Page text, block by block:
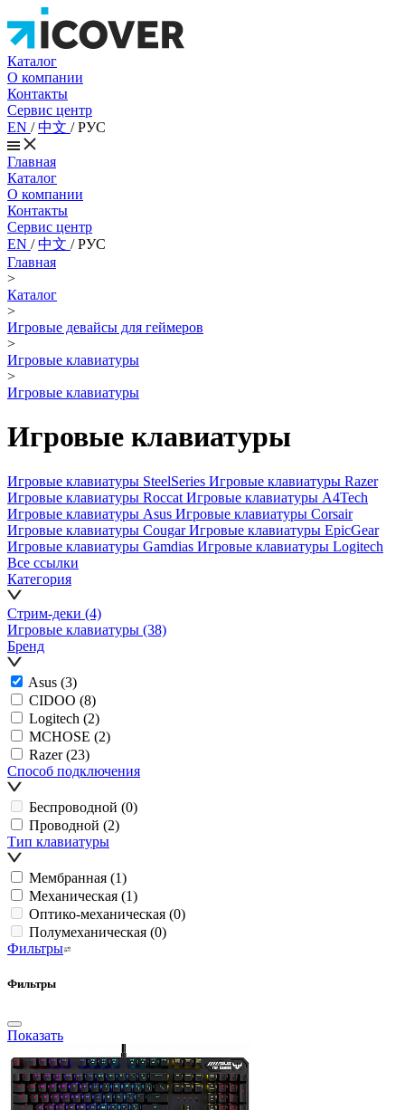
Каталог
О компании
Контакты
Сервис центр
EN /中文 /РУС
Главная
Каталог
О компании
Контакты
Сервис центр
EN /中文 /РУС
Главная
>
Каталог
>
Игровые девайсы для геймеров
>
Игровые клавиатуры
>
Игровые клавиатуры
Игровые клавиатуры
Игровые клавиатуры SteelSeries Игровые клавиатуры Razer
Игровые клавиатуры Roccat Игровые клавиатуры A4Tech
Игровые клавиатуры Asus Игровые клавиатуры Corsair
Игровые клавиатуры CougarИгровые клавиатуры EpicGear
Игровые клавиатуры Gamdias Игровые клавиатуры Logitech
Все ссылки
Категория
Стрим-деки (4)
Игровые клавиатуры (38)
Бренд
Asus (3)
CIDOO (8)
Logitech (2)
MCHOSE (2)
Razer (23)
Способ подключения
Беспроводной (0)
Проводной (2)
Тип клавиатуры
Мембранная (1)
Механическая (1)
Оптико-механическая (0)
Полумеханическая (0)
Фильтры
Фильтры
Показать